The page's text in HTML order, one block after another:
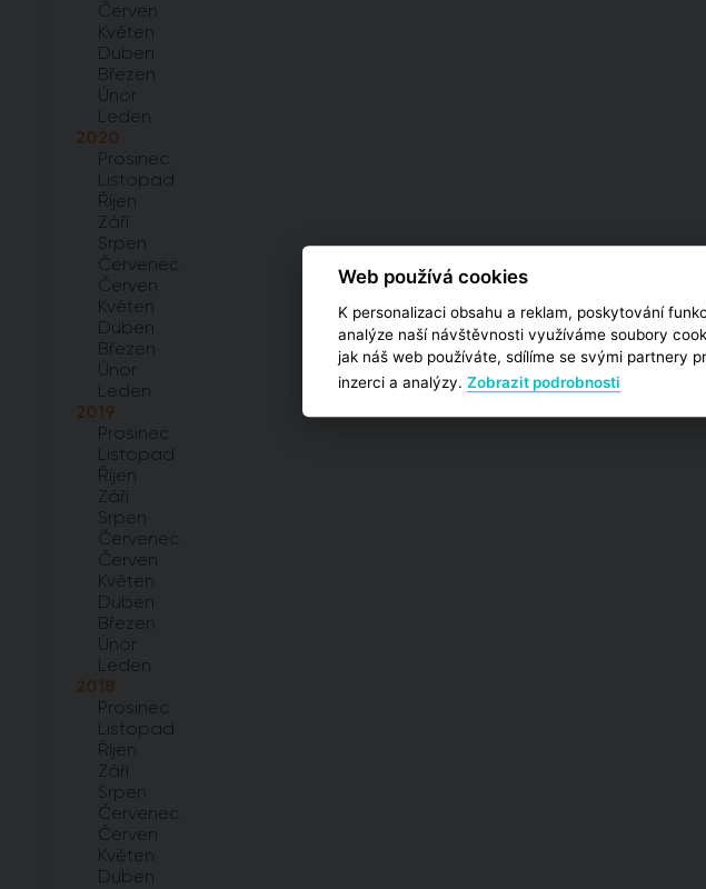
Červen
Květen
Duben
Březen
Únor
Leden
2020
Prosinec
Listopad
Říjen
Září
Srpen
Červenec
Červen
Květen
Duben
Březen
Únor
Leden
2019
Prosinec
Listopad
Říjen
Září
Srpen
Červenec
Červen
Květen
Duben
Březen
Únor
Leden
2018
Prosinec
Listopad
Říjen
Září
Srpen
Červenec
Červen
Květen
Duben
Web používá cookies
K personalizaci obsahu a reklam, poskytování
analýze naší návštěvnosti využíváme soubory
jak náš web používáte, sdílíme se svými partnery
inzerci a analýzy. Zobrazit podrobnosti